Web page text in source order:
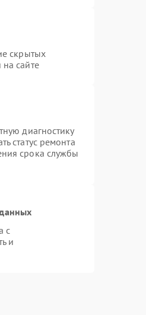
скрытых
сайте
диагностику
статус ремонта
срока службы
с
и